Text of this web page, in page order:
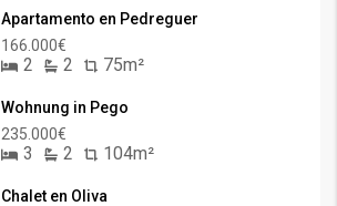
Apartamento en Pedreguer
166.000€
2 2 75m²
Wohnung in Pego
235.000€
3 2 104m²
Chalet en Oliva